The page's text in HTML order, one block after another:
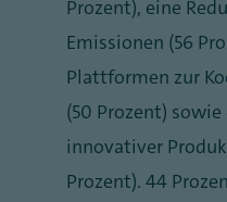
Prozent), eine
Emissionen (56
Plattformen zur
(50 Prozent)
innovativer
Prozent). 44